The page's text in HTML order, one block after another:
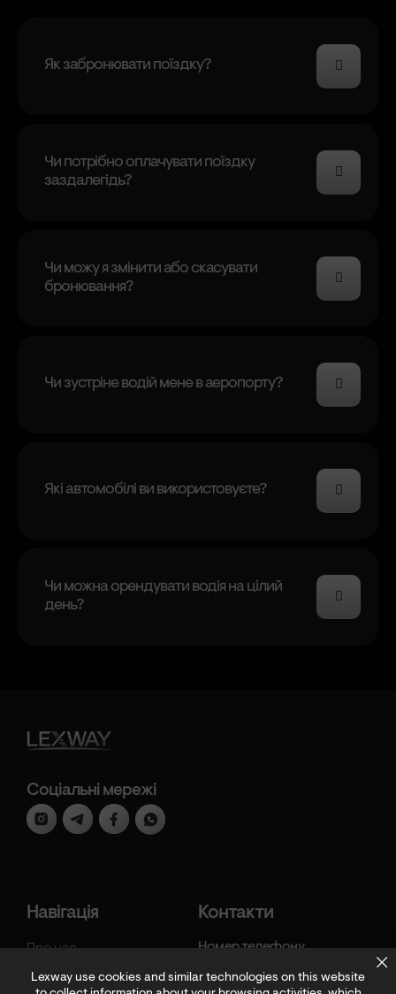
Як забронювати поїздку?
Чи потрібно оплачувати поїздку
заздалегідь?
Чи можу я змінити або скасувати
бронювання?
Чи зустріне водій мене в аеропорту?
Які автомобілі ви використовуєте?
Чи можна орендувати водія на цілий
день?
Соціальні мережі
Навігація
Про нас
Переваги
Контакти
Номер телефону
Lexway use cookies and similar technologies on this website